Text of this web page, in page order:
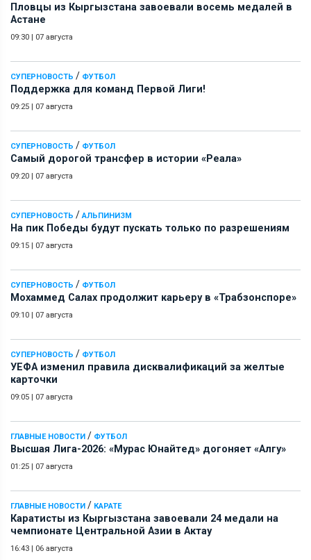
Пловцы из Кыргызстана завоевали восемь медалей в
Астане
09:30 | 07 августа
СУПЕРНОВОСТЬ / ФУТБОЛ
Поддержка для команд Первой Лиги!
09:25 | 07 августа
СУПЕРНОВОСТЬ / ФУТБОЛ
Самый дорогой трансфер в истории «Реала»
09:20 | 07 августа
СУПЕРНОВОСТЬ / АЛЬПИНИЗМ
На пик Победы будут пускать только по разрешениям
09:15 | 07 августа
СУПЕРНОВОСТЬ / ФУТБОЛ
Мохаммед Салах продолжит карьеру в «Трабзонспоре»
09:10 | 07 августа
СУПЕРНОВОСТЬ / ФУТБОЛ
УЕФА изменил правила дисквалификаций за желтые
карточки
09:05 | 07 августа
ГЛАВНЫЕ НОВОСТИ / ФУТБОЛ
Высшая Лига-2026: «Мурас Юнайтед» догоняет «Алгу»
01:25 | 07 августа
ГЛАВНЫЕ НОВОСТИ / КАРАТЕ
Каратисты из Кыргызстана завоевали 24 медали на
чемпионате Центральной Азии в Актау
16:43 | 06 августа